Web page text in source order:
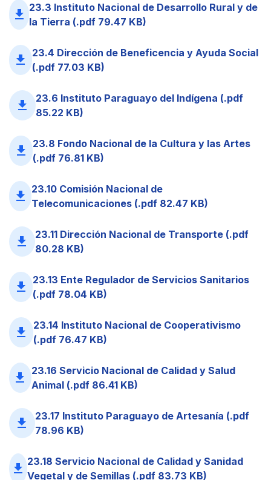
file_download 23.3 Instituto Nacional de Desarrollo Rural y de
la Tierra (.pdf 79.47 KB)
file_download
23.4 Dirección de Beneficencia y Ayuda Social
(.pdf 77.03 KB)
file_download
23.6 Instituto Paraguayo del Indígena (.pdf
85.22 KB)
file_download
23.8 Fondo Nacional de la Cultura y las Artes
(.pdf 76.81 KB)
file_download 23.10 Comisión Nacional de
Telecomunicaciones (.pdf 82.47 KB)
file_download
23.11 Dirección Nacional de Transporte (.pdf
80.28 KB)
file_download
23.13 Ente Regulador de Servicios Sanitarios
(.pdf 78.04 KB)
file_download
23.14 Instituto Nacional de Cooperativismo
(.pdf 76.47 KB)
file_download
23.16 Servicio Nacional de Calidad y Salud
Animal (.pdf 86.41 KB)
file_download
23.17 Instituto Paraguayo de Artesanía (.pdf
78.96 KB)
file_download 23.18 Servicio Nacional de Calidad y Sanidad
Vegetal y de Semillas (.pdf 83.73 KB)